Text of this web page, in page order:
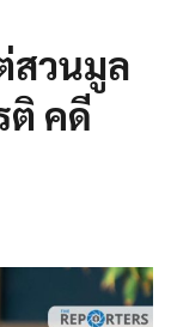
สวนมูล
ติ คดี